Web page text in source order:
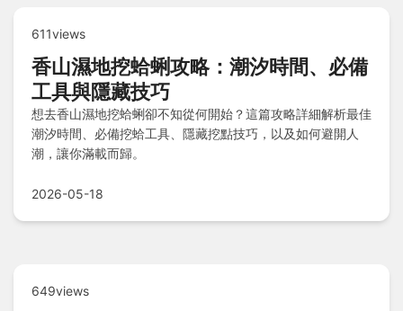
611views
香山濕地挖蛤蜊攻略：潮汐時間、必備
工具與隱藏技巧
想去香山濕地挖蛤蜊卻不知從何開始？這篇攻略詳細解析最佳
潮汐時間、必備挖蛤工具、隱藏挖點技巧，以及如何避開人
潮，讓你滿載而歸。
2026-05-18
649views